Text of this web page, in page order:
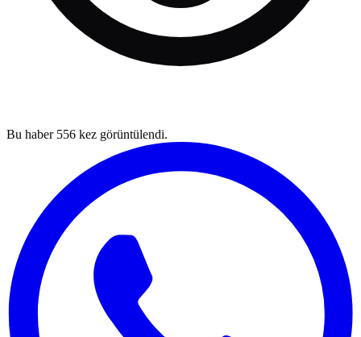
Bu haber 556 kez görüntülendi.